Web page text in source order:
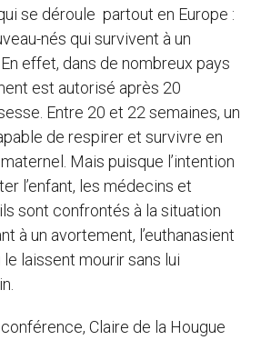
se déroule partout en Europe :
nés qui survivent à un
effet, dans de nombreux pays
est autorisé après 20
Entre 20 et 22 semaines, un
de respirer et survivre en
Mais puisque l’intention
l’enfant, les médecins et
sont confrontés à la situation
à un avortement, l’euthanasient
le laissent mourir sans lui
Claire de la Hougue